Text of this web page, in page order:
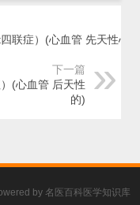
联症）(心血管 先天性心血
下一篇
(心血管 后天性
的)
by 名医百科医学知识库